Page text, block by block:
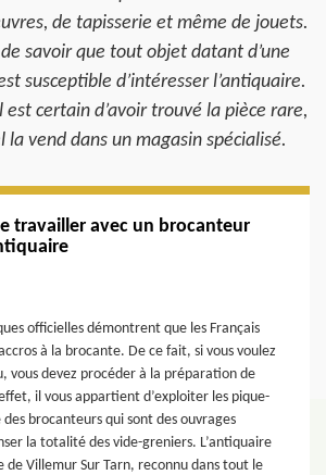
de tapisserie et même de jouets.
savoir que tout objet datant d’une
susceptible d’intéresser l’antiquaire.
est certain d’avoir trouvé la pièce rare,
la vend dans un magasin spécialisé.
travailler avec un brocanteur
officielles démontrent que les Français
à la brocante. De ce fait, si vous voulez
vous devez procéder à la préparation de
il vous appartient d’exploiter les pique-
brocanteurs qui sont des ouvrages
la totalité des vide-greniers. L’antiquaire
de Villemur Sur Tarn, reconnu dans tout le